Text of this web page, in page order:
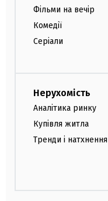
Фільми на вечір
Комедії
Серіали
Нерухомість
Аналітика ринку
Купівля житла
Тренди і натхнення